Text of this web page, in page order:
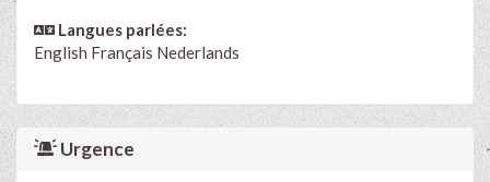
Langues parlées:
English Français Nederlands
Urgence